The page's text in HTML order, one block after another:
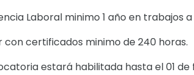
Laboral minimo 1 año en trabajos a
con certificados minimo de 240 horas.
estará habilitada hasta el 01